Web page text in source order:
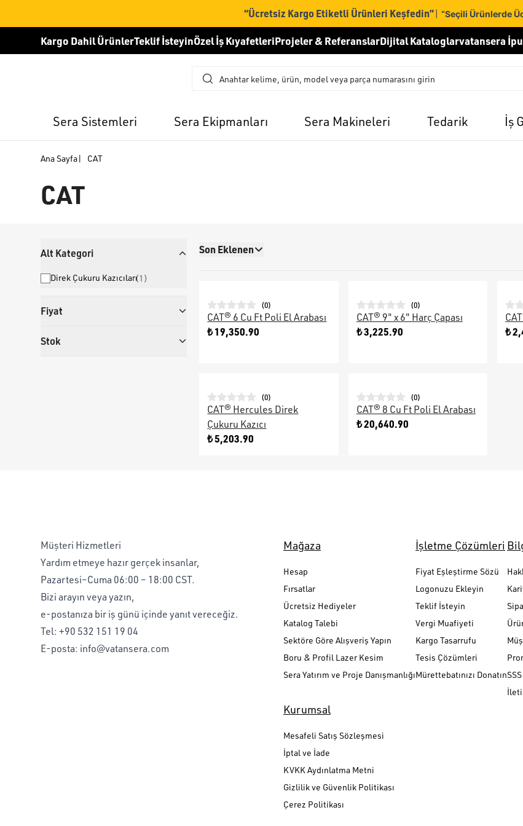
“Ücretsiz Kargo Etiketli Ürünleri Keşfedin”| “Seçili Ürünlerde
Kargo Dahil ÜrünlerTeklif İsteyinÖzel İş KıyafetleriProjeler & ReferanslarDijital Kataloglarvatansera
Sera Sistemleri Sera Ekipmanları Sera Makineleri Tedarik İş
Ana Sayfa| CAT
CAT
Alt Kategori
Direk Çukuru Kazıcıları(1 )
Fiyat
Stok
Son Eklenen
(0)
CAT® 6 Cu Ft Poli El Arabası
₺ 19,350.90
(0)
CAT® 9" x 6" Harç Çapası
₺ 3,225.90 ₺
(0)
CAT® Hercules Direk
Çukuru Kazıcı
₺ 5,203.90
(0)
CAT® 8 Cu Ft Poli El Arabası
₺ 20,640.90
Müşteri Hizmetleri
Yardım etmeye hazır gerçek insanlar,
Pazartesi–Cuma 06:00 – 18:00 CST.
Bizi arayın veya yazın,
e-postanıza bir iş günü içinde yanıt vereceğiz.
Tel: +90 532 151 19 04
E-posta: info@vatansera.com
Mağaza
Hesap
Fırsatlar
Ücretsiz Hediyeler
Katalog Talebi
Sektöre Göre Alışveriş Yapın
Boru & Profil Lazer Kesim
Sera Yatırım ve Proje Danışmanlığı
İşletme Çözümleri
Fiyat Eşleştirme Sözü
Logonuzu Ekleyin
Teklif İsteyin
Vergi Muafiyeti
Kargo Tasarrufu
Tesis Çözümleri
Mürettebatınızı DonatınSSS
Kurumsal
Mesafeli Satış Sözleşmesi
İptal ve İade
KVKK Aydınlatma Metni
Gizlilik ve Güvenlik Politikası
Çerez Politikası